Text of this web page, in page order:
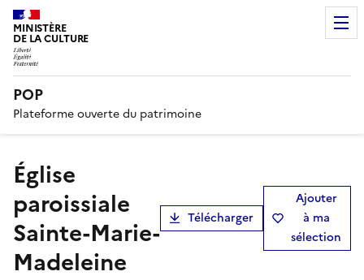
MINISTÈRE
DE LA CULTURE
POP
Plateforme ouverte du patrimoine
église
paroissiale
Sainte-Marie-
Madeleine
Télécharger
Ajouter
à ma
sélection